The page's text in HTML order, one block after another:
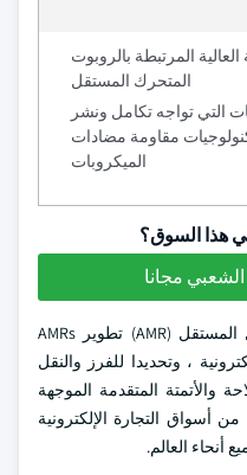
العالية المرتبطة بالروبوت
المتحرك المستقل
التي تواجه تكامل ونشر
مقاومة مضادات
الميكروبات
هذا السوق؟
مجانا
يجب على مصنعي الروبوت المتنقل المستقل (AMR) تطوير AMRs
، وتحديدا للفرز والنقل
والأتمتة المتقدمة الموجهة
أسواق التجارة الإلكترونية
أنحاء العالم.